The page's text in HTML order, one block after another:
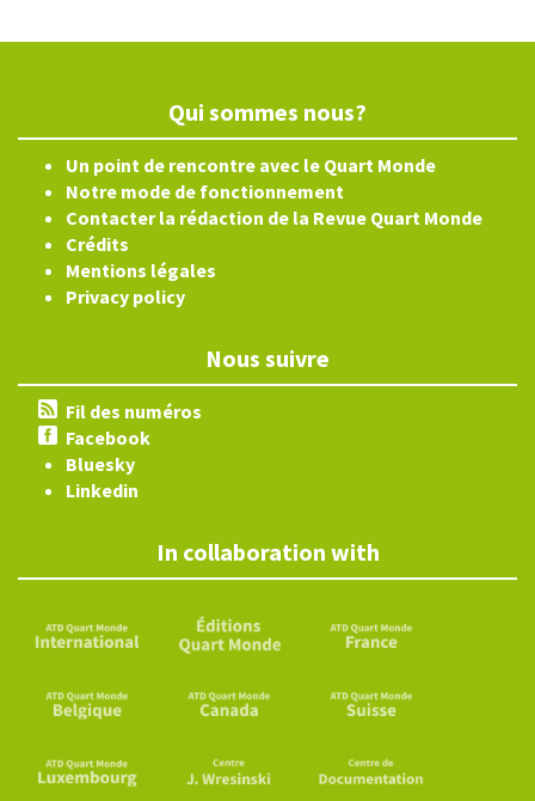
Qui sommes nous?
Un point de rencontre avec le Quart Monde
Notre mode de fonctionnement
Contacter la rédaction de la Revue Quart Monde
Crédits
Mentions légales
Privacy policy
Nous suivre
Fil des numéros
Facebook
Bluesky
Linkedin
In collaboration with